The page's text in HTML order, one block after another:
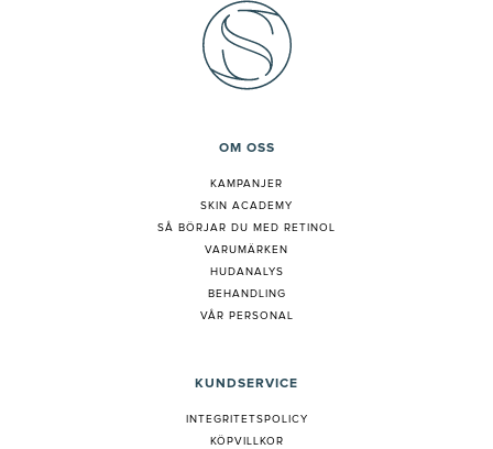
OM OSS
KAMPANJER
SKIN ACADEMY
SÅ BÖRJAR DU MED RETINOL
VARUMÄRKEN
HUDANALYS
BEHANDLING
VÅR PERSONAL
KUNDSERVICE
INTEGRITETSPOLICY
KÖPVILLKOR